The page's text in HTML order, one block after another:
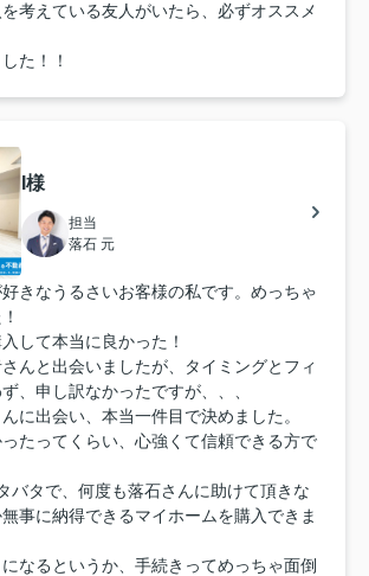
考えている友人がいたら、必ずオススメ
た！！
I様
担当
落石 元
きなうるさいお客様の私です。めっちゃ
して本当に良かった！
んと出会いましたが、タイミングとフィ
、申し訳なかったですが、、、
に出会い、本当一件目で決めました。
たってくらい、心強くて信頼できる方で
バタで、何度も落石さんに助けて頂きな
事に納得できるマイホームを購入できま
なるというか、手続きってめっちゃ面倒